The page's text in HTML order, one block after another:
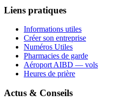
Liens pratiques
Informations utiles
Créer son entreprise
Numéros Utiles
Pharmacies de garde
Aéroport AIBD — vols
Heures de prière
Actus & Conseils